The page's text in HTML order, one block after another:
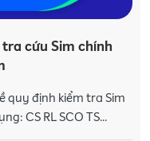
cứu Sim chính
quy định kiểm tra Sim